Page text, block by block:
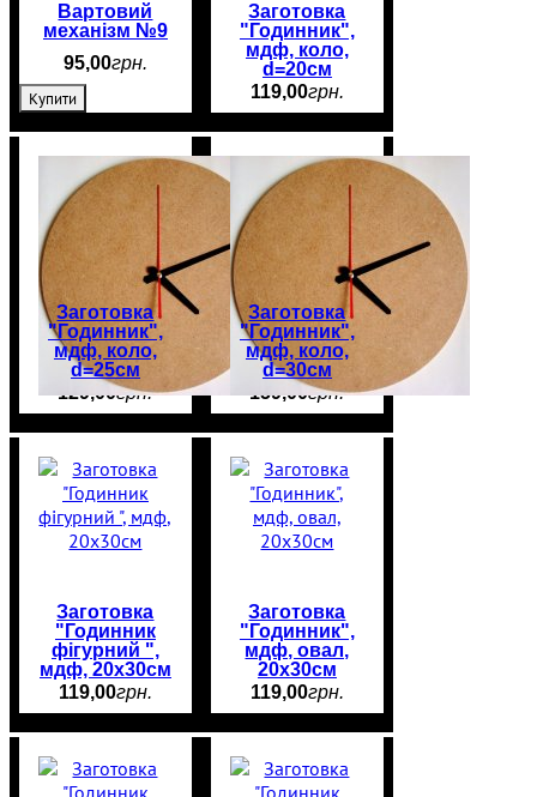
Вартовий
механізм №9
95,00грн.
Купити
Заготовка
"Годинник",
мдф, коло,
d=20см
119,00грн.
Заготовка
"Годинник",
мдф, коло,
d=25см
129,00грн.
Заготовка
"Годинник",
мдф, коло,
d=30см
159,00грн.
Заготовка
"Годинник
фігурний ",
мдф, 20х30см
119,00грн.
Заготовка
"Годинник",
мдф, овал,
20х30см
119,00грн.